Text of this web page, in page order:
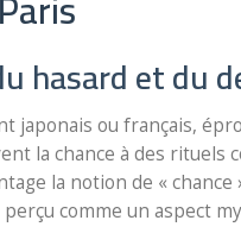
hasard et du
japonais ou français,
la chance à des
la notion de «
comme un aspect